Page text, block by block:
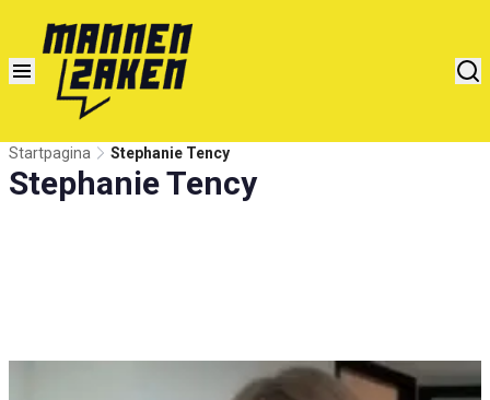
Startpagina Stephanie Tency
Stephanie Tency